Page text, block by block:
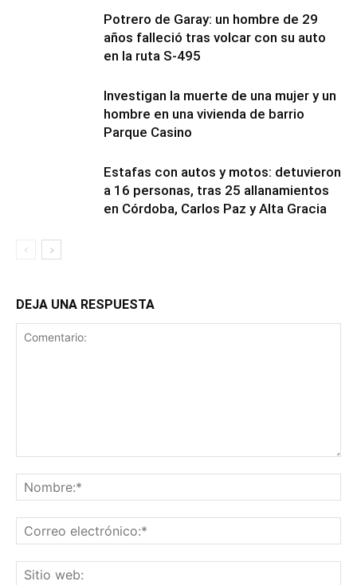
Potrero de Garay: un hombre de 29
años falleció tras volcar con su auto
en la ruta S-495
Investigan la muerte de una mujer y un
hombre en una vivienda de barrio
Parque Casino
Estafas con autos y motos: detuvieron
a 16 personas, tras 25 allanamientos
en Córdoba, Carlos Paz y Alta Gracia
DEJA UNA RESPUESTA